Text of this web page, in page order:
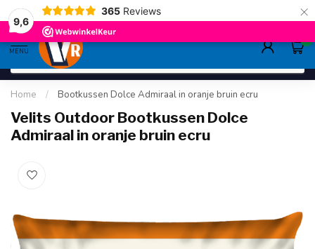
9,6
365 Reviews ×
gratis verzending>80,-
MENU
0
Home / Bootkussen Dolce Admiraal in oranje bruin ecru
Velits Outdoor Bootkussen Dolce
Admiraal in oranje bruin ecru